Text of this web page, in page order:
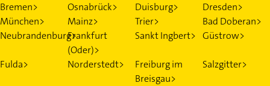
Bremen> Osnabrück> Duisburg>
Dresden>
München>
Mainz> Trier>
Bad Doberan>
Neubrandenburg>Frankfurt
(Oder)>
Sankt Ingbert> Güstrow>
Fulda> Norderstedt>
Freiburg im
Breisgau>
Salzgitter>